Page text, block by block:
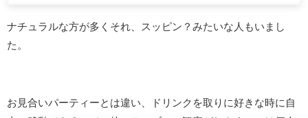
ナチュラルな方が多くそれ、スッピン？みたいな人もいまし
た。
お見合いパーティーとは違い、ドリンクを取りに好きな時に自